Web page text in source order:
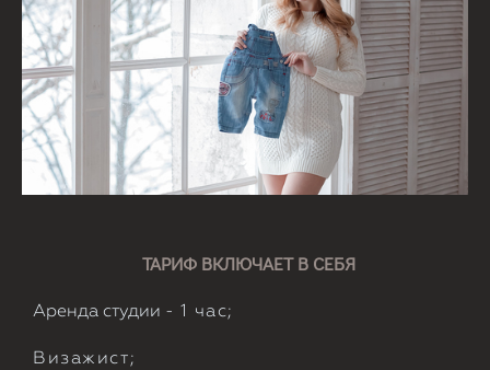
ТАРИФ ВКЛЮЧАЕТ В СЕБЯ
Аренда студии - 1 час;
Визажист;